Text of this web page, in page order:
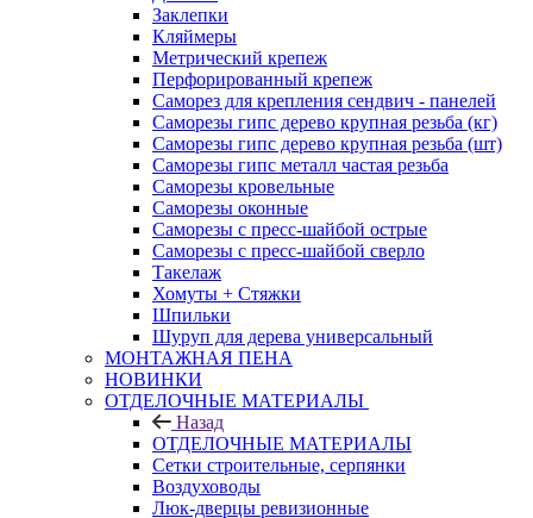
Заклепки
Кляймеры
Метрический крепеж
Перфорированный крепеж
Саморез для крепления сендвич - панелей
Саморезы гипс дерево крупная резьба (кг)
Саморезы гипс дерево крупная резьба (шт)
Саморезы гипс металл частая резьба
Саморезы кровельные
Саморезы оконные
Саморезы с пресс-шайбой острые
Саморезы с пресс-шайбой сверло
Такелаж
Хомуты + Стяжки
Шпильки
Шуруп для дерева универсальный
МОНТАЖНАЯ ПЕНА
НОВИНКИ
ОТДЕЛОЧНЫЕ МАТЕРИАЛЫ
Назад
ОТДЕЛОЧНЫЕ МАТЕРИАЛЫ
Сетки строительные, серпянки
Воздуховоды
Люк-дверцы ревизионные